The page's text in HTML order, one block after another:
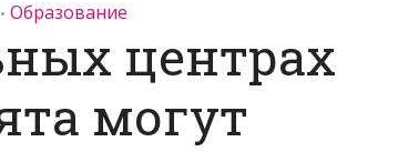
• Образование
центрах
могут